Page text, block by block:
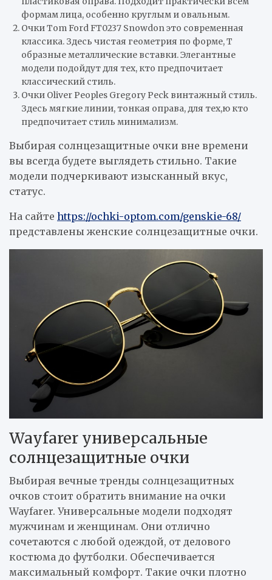
формам лица, особенно круглым и овальным.
Очки Tom Ford FT0237 Snowdon это современная
классика. Здесь чистая геометрия по форме, Т
образные металлические вставки. Элегантные
модели подойдут для тех, кто предпочитает
классический стиль.
Очки Oliver Peoples Gregory Peck винтажный стиль.
Здесь мягкие линии, тонкая оправа, для тех,ю кто
предпочитает стиль минимализм.
Выбирая солнцезащитные очки вне времени
вы всегда будете выглядеть стильно. Такие
модели подчеркивают изысканный вкус,
статус.
На сайте https://ochki-optom.com/genskie-68/
представлены женские солнцезащитные очки.
Wayfarer универсальные
солнцезащитные очки
Выбирая вечные тренды солнцезащитных
очков стоит обратить внимание на очки
Wayfarer. Универсальные модели подходят
мужчинам и женщинам. Они отлично
сочетаются с любой одеждой, от делового
костюма до футболки. Обеспечивается
максимальный комфорт. Такие очки плотно